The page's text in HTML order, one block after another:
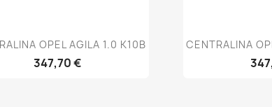
Anteprima
OPEL AGILA 1.0 K10B
347,70 €

CENTRALINA